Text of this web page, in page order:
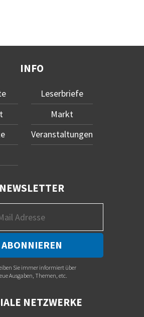
INFO
Leserbriefe
Markt
Veranstaltungen
NEWSLETTER
Sie immer informiert über
Ausgaben, Themen, etc.
NETZWERKE